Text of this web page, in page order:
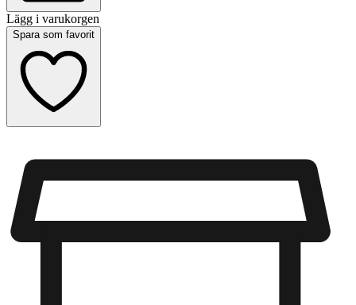
Lägg i varukorgen
Spara som favorit